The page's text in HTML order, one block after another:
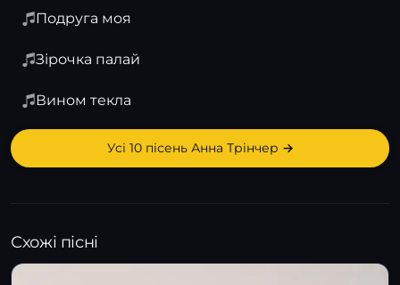
Подруга моя
Зірочка палай
Вином текла
Усі 10 пісень Анна Трінчер →
Схожі пісні